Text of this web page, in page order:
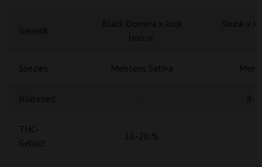
Spezies Meistens Sativa
THC-
Gehalt
16-20 %